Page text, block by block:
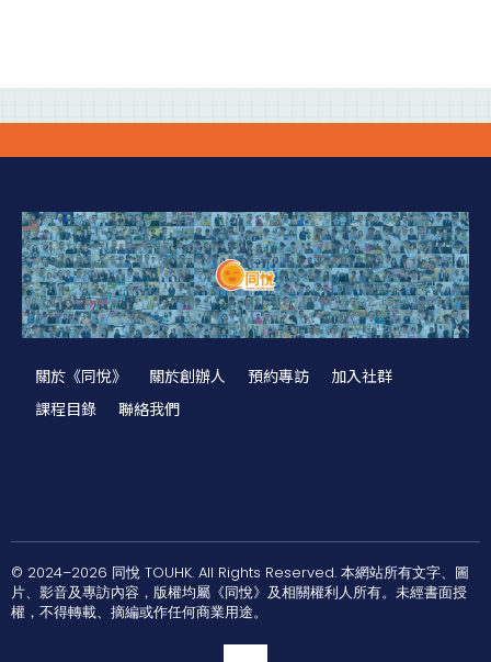
關於《同悅》 關於創辦人 預約專訪
加入社群
課程目錄
聯絡我們
© 2024–2026 同悅 TOUHK. All Rights Reserved. 本網站所有文字、圖
片、影音及專訪內容，版權均屬《同悅》及相關權利人所有。未經書面授
權，不得轉載、摘編或作任何商業用途。